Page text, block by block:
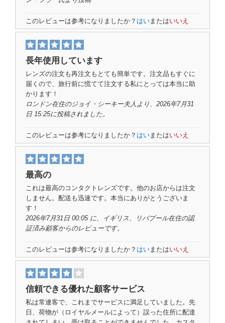
このレビューは参考になりましたか？ はいまたはいいえ
長年使用しています
レンズの注文も再注文もとても簡単です。注文品もすぐに
届くので、旅行前に慌てて注文する私にとっては本当に助
かります！
ロンドン在住のジョイ・シーキー夫人 より、2026年7月31
日 15:25に投稿されました。
このレビューは参考になりましたか？ はいまたはいいえ
最高の
これは最高のコンタクトレンズです。他のお店からは注文
しません。配送も迅速です。本当にありがとうございま
す！
2026年7月31日 00:05 に、イギリス、リバプール在住の認
証済み顧客からのレビューです。
このレビューは参考になりましたか？ はいまたはいいえ
信頼できる優れた顧客サービス
私は常連客で、これまでサービスに満足していました。先
日、荷物が（ロイヤルメールによって）誤った住所に配達